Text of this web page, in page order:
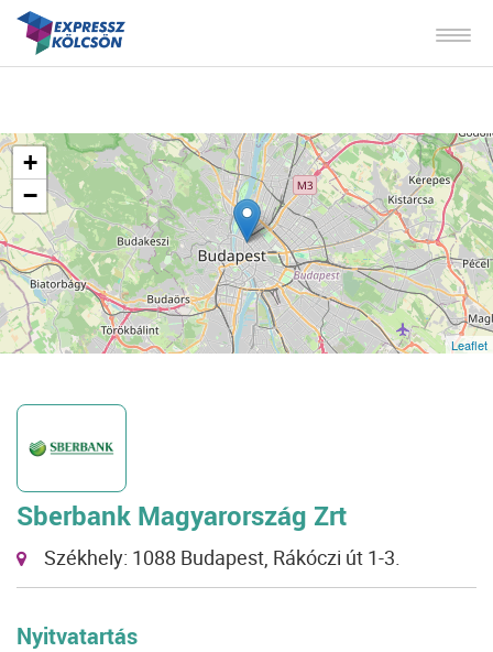
+
−
Leaflet
Sberbank Magyarország Zrt
Székhely: 1088 Budapest, Rákóczi út 1-3.
Nyitvatartás